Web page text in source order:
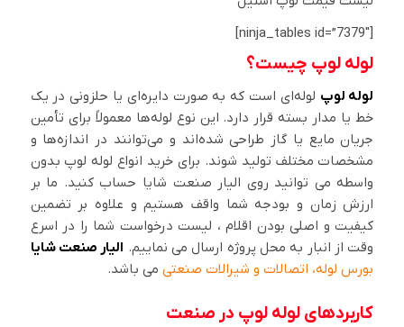
[ninja_tables id=”7379″]
لوله لوپ چیست؟
لوله لوپ لوله‌ای است که به صورت دایره‌ای یا حلزونی در یک
خط یا مدار بسته قرار دارد. این نوع لوله‌ها معمولاً برای تأمین
جریان مایع یا گاز طراحی شده‌اند و می‌توانند در اندازه‌ها و
مشخصات مختلف تولید شوند. برای خرید انواع لوله لوپ بدون
واسطه می توانید روی الیار صنعت شایا حساب کنید. ما بر
ارزش زمان و بودجه شما واقف هستیم و علاوه بر تضمین
کیفیت و اصلی بودن اقلام ، لیست درخواست شما را در اسرع
وقت از انبار به محل پروژه ارسال می نماییم. الیار صنعت شایا
بورس لوله، اتصالات و شیرالات صنعتیمی باشد.
کاربردهای لوله لوپ در صنعت